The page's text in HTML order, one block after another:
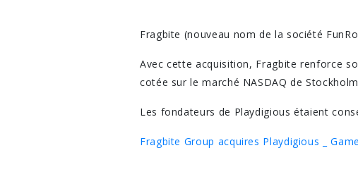
Fragbite (nouveau nom de la société
Avec cette acquisition, Fragbite renforce
cotée sur le marché NASDAQ de Stockholm
Les fondateurs de Playdigious étaient
Fragbite Group acquires Playdigious _